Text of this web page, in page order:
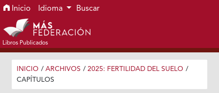
Ir al menú de navegación principal
Ir al contenido principal
Ir al pie de página del sitio
Inicio Idioma Buscar
Libros Publicados
INICIO / ARCHIVOS / 2025: FERTILIDAD DEL SUELO /
CAPÍTULOS